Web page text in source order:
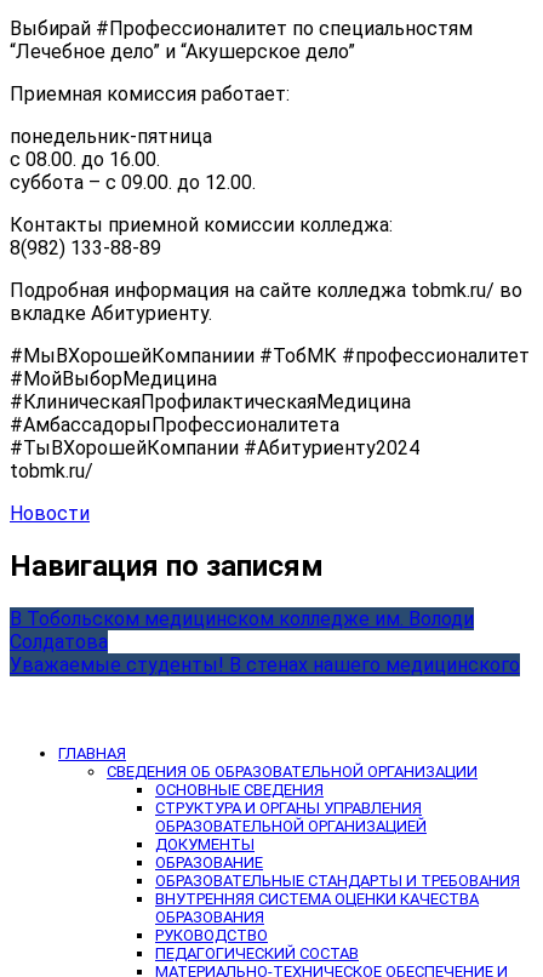
Выбирай #Профессионалитет по специальностям
“Лечебное дело” и “Акушерское дело”
Приемная комиссия работает:
понедельник-пятница
с 08.00. до 16.00.
суббота – с 09.00. до 12.00.
Контакты приемной комиссии колледжа:
8(982) 133-88-89
Подробная информация на сайте колледжа tobmk.ru/ во
вкладке Абитуриенту.
#МыВХорошейКомпаниии #ТобМК #профессионалитет
#МойВыборМедицина
#КлиническаяПрофилактическаяМедицина
#АмбассадорыПрофессионалитета
#ТыВХорошейКомпании #Абитуриенту2024
tobmk.ru/
Новости
Навигация по записям
В Тобольском медицинском колледже им. Володи
Солдатова
Уважаемые студенты! В стенах нашего медицинского
ГЛАВНАЯ
СВЕДЕНИЯ ОБ ОБРАЗОВАТЕЛЬНОЙ ОРГАНИЗАЦИИ
ОСНОВНЫЕ СВЕДЕНИЯ
СТРУКТУРА И ОРГАНЫ УПРАВЛЕНИЯ
ОБРАЗОВАТЕЛЬНОЙ ОРГАНИЗАЦИЕЙ
ДОКУМЕНТЫ
ОБРАЗОВАНИЕ
ОБРАЗОВАТЕЛЬНЫЕ СТАНДАРТЫ И ТРЕБОВАНИЯ
ВНУТРЕННЯЯ СИСТЕМА ОЦЕНКИ КАЧЕСТВА
ОБРАЗОВАНИЯ
РУКОВОДСТВО
ПЕДАГОГИЧЕСКИЙ СОСТАВ
МАТЕРИАЛЬНО-ТЕХНИЧЕСКОЕ ОБЕСПЕЧЕНИЕ И